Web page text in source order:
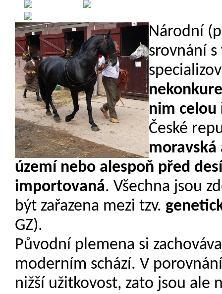
Národní (
srovnání
nim celou
České
moravská
území nebo alespoň před
importovaná. Všechna jsou
být zařazena mezi tzv.
GZ).
Původní plemena si
moderním schází. V
nižší užitkovost, zato jsou ale